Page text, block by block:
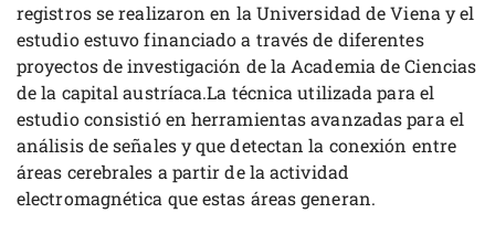
registros se realizaron en la Universidad de Viena y el
estudio estuvo financiado a través de diferentes
proyectos de investigación de la Academia de Ciencias
de la capital austríaca.La técnica utilizada para el
estudio consistió en herramientas avanzadas para el
análisis de señales y que detectan la conexión entre
áreas cerebrales a partir de la actividad
electromagnética que estas áreas generan.